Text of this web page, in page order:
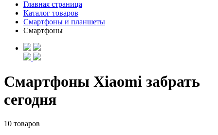
Главная страница
Каталог товаров
Смартфоны и планшеты
Смартфоны
Смартфоны Xiaomi забрать
сегодня
10 товаров